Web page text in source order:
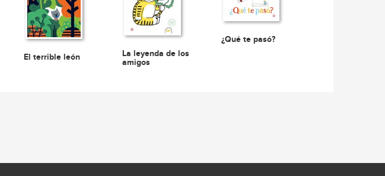
El terrible león
La leyenda de los
amigos
¿Qué te pasó?